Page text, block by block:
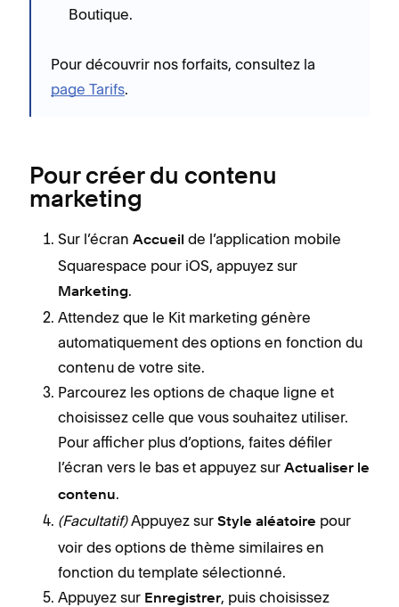
Boutique.
Pour découvrir nos forfaits, consultez la
page Tarifs.
Pour créer du contenu
marketing
Sur l’écran Accueil de l’application mobile
Squarespace pour iOS, appuyez sur
Marketing.
Attendez que le Kit marketing génère
automatiquement des options en fonction du
contenu de votre site.
Parcourez les options de chaque ligne et
choisissez celle que vous souhaitez utiliser.
Pour afficher plus d’options, faites défiler
l’écran vers le bas et appuyez sur Actualiser le
contenu.
(Facultatif)Appuyez sur Style aléatoire pour
voir des options de thème similaires en
fonction du template sélectionné.
Appuyez sur Enregistrer, puis choisissez